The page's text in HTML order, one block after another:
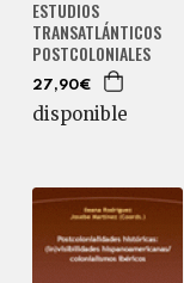
ESTUDIOS
TRANSATLÁNTICOS
POSTCOLONIALES
27,90€
disponible